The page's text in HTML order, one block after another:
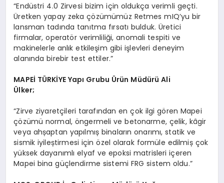
“Endüstri 4.0 Zirvesi bizim için oldukça verimli geçti.
Üretken yapay zeka çözümümüz Retmes mIQ’yu bir
lansman tadında tanıtma fırsatı bulduk. Üretici
firmalar, operatör verimliliği, anomali tespiti ve
makinelerle anlık etkileşim gibi işlevleri deneyim
alanında birebir test ettiler.”
MAPEİ TÜRKİYE Yapı Grubu Ürün Müdürü Ali
Ülker;
“Zirve ziyaretçileri tarafından en çok ilgi gören Mapei
çözümü normal, öngermeli ve betonarme, çelik, kâgir
veya ahșaptan yapılmıș binaların onarımı, statik ve
sismik iyileștirmesi için özel olarak formüle edilmiș çok
yüksek dayanımlı elyaf ve epoksi matrisleri içeren
Mapei bina güçlendirme sistemi FRG sistem oldu.”